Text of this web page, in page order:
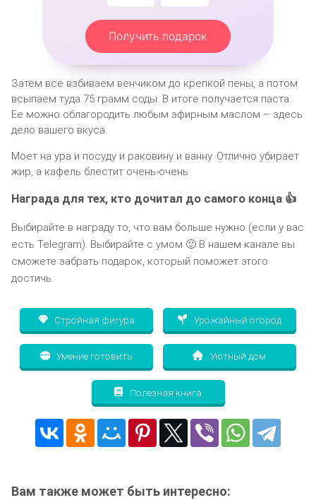
Получить подарок
Затем все взбиваем венчиком до крепкой пены, а потом
всыпаем туда 75 грамм соды. В итоге получается паста.
Ее можно облагородить любым эфирным маслом – здесь
дело вашего вкуса.
Моет на ура и посуду и раковину и ванну. Отлично убирает
жир, а кафель блестит очень-очень.
Награда для тех, кто дочитал до самого конца 👍
Выбирайте в награду то, что вам больше нужно (если у вас
есть Telegram). Выбирайте с умом 🙂 В нашем канале вы
сможете забрать подарок, который поможет этого
достичь.
Стройная фигура Урожайный огород
Умение готовить Уютный дом
Полезная книга
Вам также может быть интересно: